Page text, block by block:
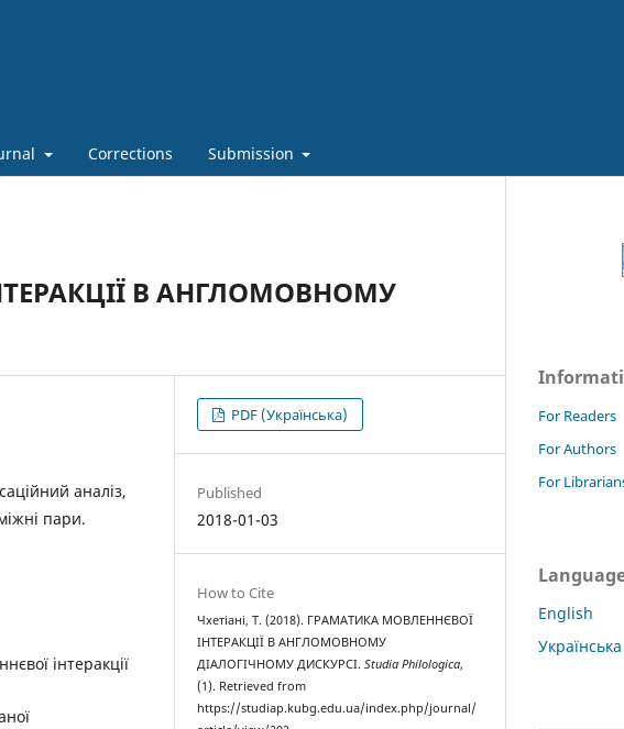
Corrections Submission
В АНГЛОМОВНОМУ
аналіз,
пари.
інтеракції
PDF (Українська)
Published
2018-01-03
How to Cite
Чхетіані, Т. (2018). ГРАМАТИКА МОВЛЕННЄВОЇ
ІНТЕРАКЦІЇ В АНГЛОМОВНОМУ
ДІАЛОГІЧНОМУ ДИСКУРСІ.Studia Philologica,
(1). Retrieved from
https://studiap.kubg.edu.ua/index.php/journal/
For Readers
For Authors
For
English
Українська